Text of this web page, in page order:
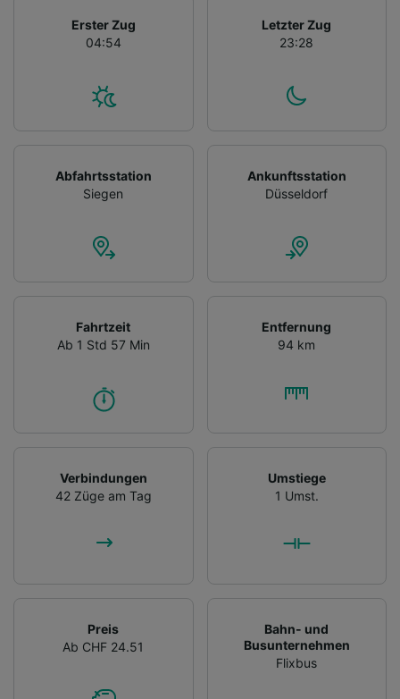
Erster Zug
04:54
Letzter Zug
23:28
Abfahrtsstation
Siegen
Ankunftsstation
Düsseldorf
Fahrtzeit
Ab 1 Std 57 Min
Entfernung
94 km
Verbindungen
42 Züge am Tag
Umstiege
1 Umst.
Preis
Ab CHF 24.51
Bahn- und
Busunternehmen
Flixbus